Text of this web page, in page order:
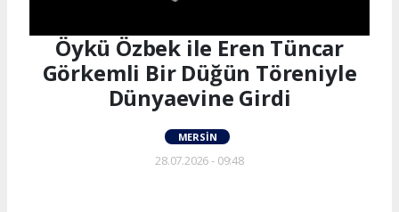
Öykü Özbek ile Eren Tüncar
Görkemli Bir Düğün Töreniyle
Dünyaevine Girdi
MERSIN
28.07.2026 - 09:48